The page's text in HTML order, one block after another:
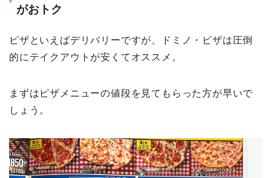
がおトク
ピザといえばデリバリーですが、ドミノ・ピザは圧倒
的にテイクアウトが安くてオススメ。
まずはピザメニューの値段を見てもらった方が早いで
しょう。